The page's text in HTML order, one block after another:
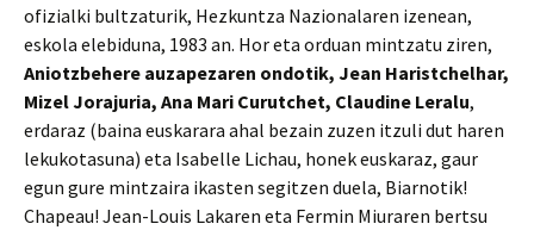
ofizialki bultzaturik, Hezkuntza Nazionalaren izenean,
eskola elebiduna, 1983 an. Hor eta orduan mintzatu ziren,
Aniotzbehere auzapezaren ondotik, Jean Haristchelhar,
Mizel Jorajuria, Ana Mari Curutchet, Claudine Leralu,
erdaraz (baina euskarara ahal bezain zuzen itzuli dut haren
lekukotasuna) eta Isabelle Lichau, honek euskaraz, gaur
egun gure mintzaira ikasten segitzen duela, Biarnotik!
Chapeau! Jean-Louis Lakaren eta Fermin Miuraren bertsu